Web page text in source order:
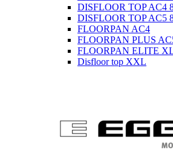
DISFLOOR TOP AC4
DISFLOOR TOP AC5
FLOORPAN AC4
FLOORPAN PLUS
FLOORPAN ELITE
Disfloor top XXL